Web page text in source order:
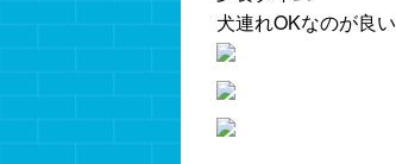
犬連れOKなのが良い